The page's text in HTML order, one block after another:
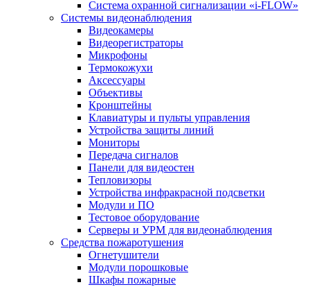
Система охранной сигнализации «i-FLOW»
Системы видеонаблюдения
Видеокамеры
Видеорегистраторы
Микрофоны
Термокожухи
Аксессуары
Объективы
Кронштейны
Клавиатуры и пульты управления
Устройства защиты линий
Мониторы
Передача сигналов
Панели для видеостен
Тепловизоры
Устройства инфракрасной подсветки
Модули и ПО
Тестовое оборудование
Серверы и УРМ для видеонаблюдения
Средства пожаротушения
Огнетушители
Модули порошковые
Шкафы пожарные